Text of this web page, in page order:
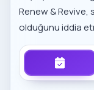
Renew & Revive,
olduğunu iddia